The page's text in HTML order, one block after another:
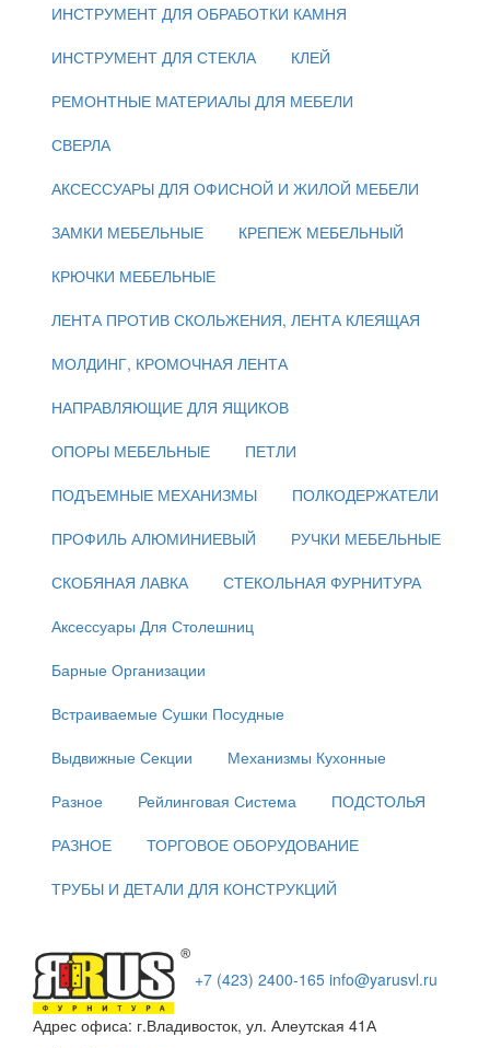
ИНСТРУМЕНТ ДЛЯ ОБРАБОТКИ КАМНЯ
ИНСТРУМЕНТ ДЛЯ СТЕКЛА
КЛЕЙ
РЕМОНТНЫЕ МАТЕРИАЛЫ ДЛЯ МЕБЕЛИ
СВЕРЛА
АКСЕССУАРЫ ДЛЯ ОФИСНОЙ И ЖИЛОЙ МЕБЕЛИ
ЗАМКИ МЕБЕЛЬНЫЕ
КРЕПЕЖ МЕБЕЛЬНЫЙ
КРЮЧКИ МЕБЕЛЬНЫЕ
ЛЕНТА ПРОТИВ СКОЛЬЖЕНИЯ, ЛЕНТА КЛЕЯЩАЯ
МОЛДИНГ, КРОМОЧНАЯ ЛЕНТА
НАПРАВЛЯЮЩИЕ ДЛЯ ЯЩИКОВ
ОПОРЫ МЕБЕЛЬНЫЕ
ПЕТЛИ
ПОДЪЕМНЫЕ МЕХАНИЗМЫ
ПОЛКОДЕРЖАТЕЛИ
ПРОФИЛЬ АЛЮМИНИЕВЫЙ
РУЧКИ МЕБЕЛЬНЫЕ
СКОБЯНАЯ ЛАВКА
СТЕКОЛЬНАЯ ФУРНИТУРА
Аксессуары Для Столешниц
Барные Организации
Встраиваемые Сушки Посудные
Выдвижные Секции
Механизмы Кухонные
Разное
Рейлинговая Система
ПОДСТОЛЬЯ
РАЗНОЕ
ТОРГОВОЕ ОБОРУДОВАНИЕ
ТРУБЫ И ДЕТАЛИ ДЛЯ КОНСТРУКЦИЙ
+7 (423) 2400-165 info@yarusvl.ru
Адрес офиса: г.Владивосток, ул. Алеутская 41А